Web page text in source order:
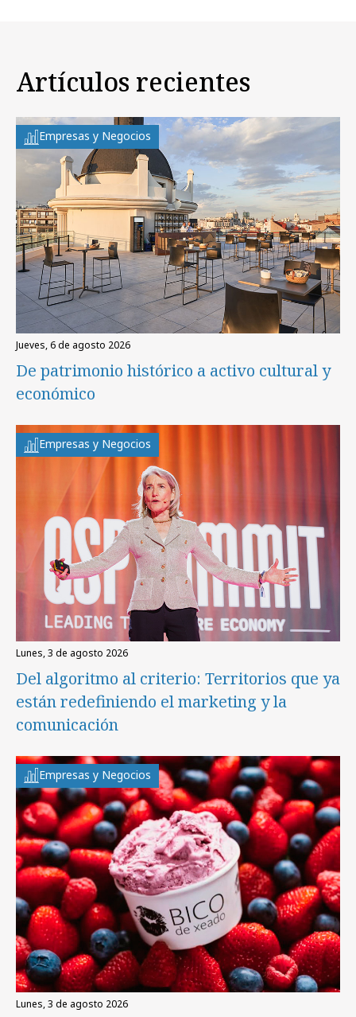
Artículos recientes
Empresas y Negocios
jueves, 6 de agosto 2026
De patrimonio histórico a activo cultural y
económico
Empresas y Negocios
lunes, 3 de agosto 2026
Del algoritmo al criterio: Territorios que ya
están redefiniendo el marketing y la
comunicación
Empresas y Negocios
lunes, 3 de agosto 2026